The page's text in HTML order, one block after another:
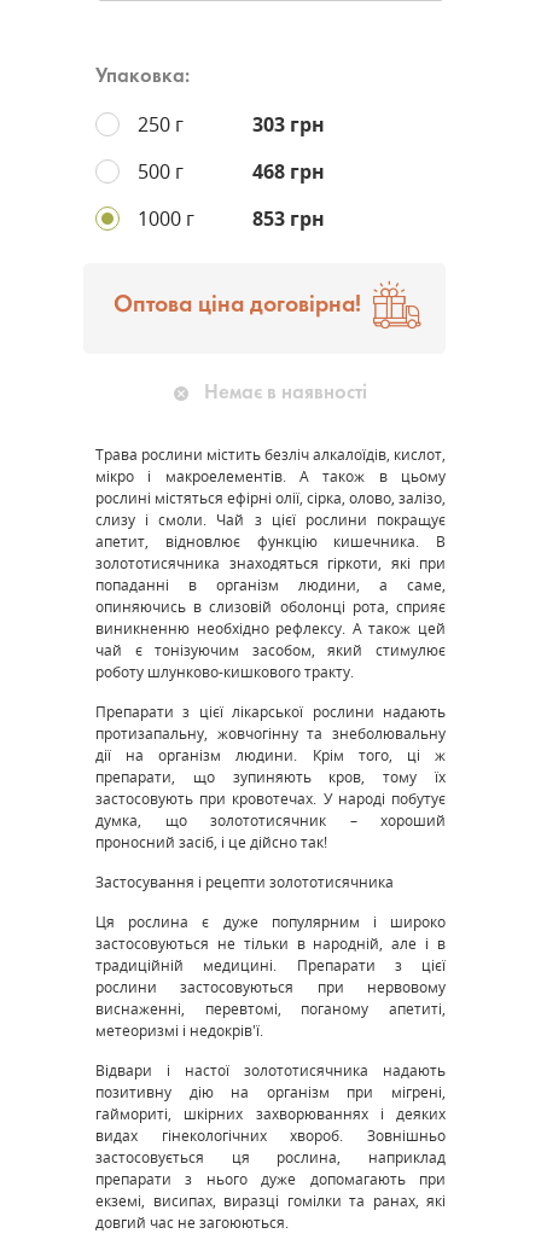
Упаковка:
250 г
303 грн
500 г
468 грн
1000 г
853 грн
Оптова ціна договірна!
Немає в наявності
Трава рослини містить безліч алкалоїдів, кислот,
мікро і макроелементів. А також в цьому
рослині містяться ефірні олії, сірка, олово, залізо,
слизу і смоли. Чай з цієї рослини покращує
апетит, відновлює функцію кишечника. В
золототисячника знаходяться гіркоти, які при
попаданні в організм людини, а саме,
опиняючись в слизовій оболонці рота, сприяє
виникненню необхідно рефлексу. А також цей
чай є тонізуючим засобом, який стимулює
роботу шлунково-кишкового тракту.
Препарати з цієї лікарської рослини надають
протизапальну, жовчогінну та знеболювальну
дії на організм людини. Крім того, ці ж
препарати, що зупиняють кров, тому їх
застосовують при кровотечах. У народі побутує
думка, що золототисячник – хороший
проносний засіб, і це дійсно так!
Застосування і рецепти золототисячника
Ця рослина є дуже популярним і широко
застосовуються не тільки в народній, але і в
традиційній медицині. Препарати з цієї
рослини застосовуються при нервовому
виснаженні, перевтомі, поганому апетиті,
метеоризмі і недокрів'ї.
Відвари і настої золототисячника надають
позитивну дію на організм при мігрені,
гаймориті, шкірних захворюваннях і деяких
видах гінекологічних хвороб. Зовнішньо
застосовується ця рослина, наприклад
препарати з нього дуже допомагають при
екземі, висипах, виразці гомілки та ранах, які
довгий час не загоюються.